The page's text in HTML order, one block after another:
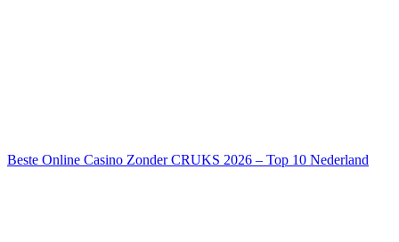
Beste Online Casino Zonder CRUKS 2026 – Top 10 Nederland